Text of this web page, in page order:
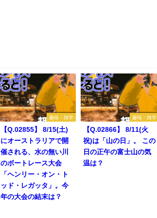
趣味・雑学
【Q.02855】 8/15(土)
にオーストラリアで開
催される、水の無い川
のボートレース大会
「ヘンリー・オン・ト
ッド・レガッタ」。今
年の大会の結末は？
趣味・雑学
【Q.02866】 8/11(火
祝)は「山の日」。 この
日の正午の富士山の気
温は？